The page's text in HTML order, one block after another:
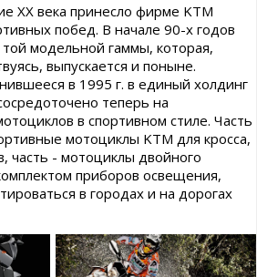
XX века принесло фирме KTM
побед. В начале 90-х годов
модельной гаммы, которая,
выпускается и поныне.
в 1995 г. в единый холдинг
теперь на
в спортивном стиле. Часть
мотоциклы KTM для кросса,
часть - мотоциклы двойного
приборов освещения,
в городах и на дорогах